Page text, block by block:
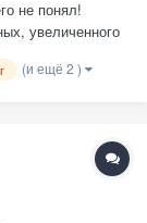
не понял!
увеличенного
300. ?
(и ещё 2 )